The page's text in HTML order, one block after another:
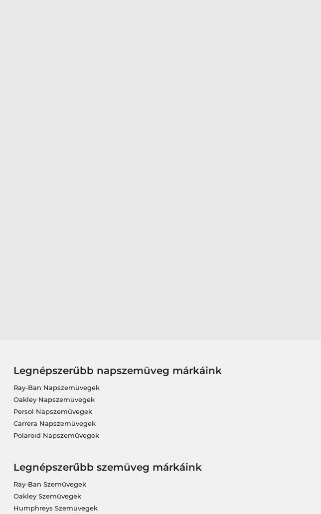
Legnépszerűbb napszemüveg márkáink
Ray-Ban Napszemüvegek
Oakley Napszemüvegek
Persol Napszemüvegek
Carrera Napszemüvegek
Polaroid Napszemüvegek
Legnépszerűbb szemüveg márkáink
Ray-Ban Szemüvegek
Oakley Szemüvegek
Humphreys Szemüvegek